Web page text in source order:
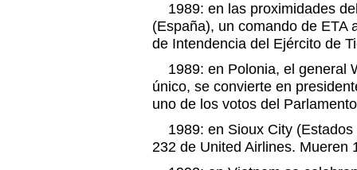
1989: en las proximidades
(España), un comando de ETA
de Intendencia del Ejército de
1989: en Polonia, el general
único, se convierte en
uno de los votos del
1989: en Sioux City (Estados
232 de United Airlines. Mueren